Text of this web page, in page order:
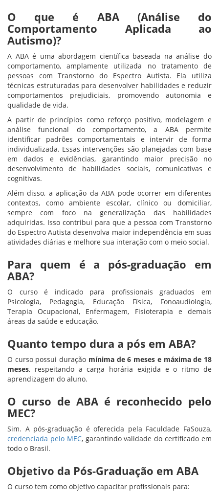
O que é ABA (Análise do
Comportamento Aplicada ao
Autismo)?
A ABA é uma abordagem científica baseada na análise do
comportamento, amplamente utilizada no tratamento de
pessoas com Transtorno do Espectro Autista. Ela utiliza
técnicas estruturadas para desenvolver habilidades e reduzir
comportamentos prejudiciais, promovendo autonomia e
qualidade de vida.
A partir de princípios como reforço positivo, modelagem e
análise funcional do comportamento, a ABA permite
identificar padrões comportamentais e intervir de forma
individualizada. Essas intervenções são planejadas com base
em dados e evidências, garantindo maior precisão no
desenvolvimento de habilidades sociais, comunicativas e
cognitivas.
Além disso, a aplicação da ABA pode ocorrer em diferentes
contextos, como ambiente escolar, clínico ou domiciliar,
sempre com foco na generalização das habilidades
adquiridas. Isso contribui para que a pessoa com Transtorno
do Espectro Autista desenvolva maior independência em suas
atividades diárias e melhore sua interação com o meio social.
Para quem é a pós-graduação em
ABA?
O curso é indicado para profissionais graduados em
Psicologia, Pedagogia, Educação Física, Fonoaudiologia,
Terapia Ocupacional, Enfermagem, Fisioterapia e demais
áreas da saúde e educação.
Quanto tempo dura a pós em ABA?
O curso possui duração mínima de 6 meses e máxima de 18
meses, respeitando a carga horária exigida e o ritmo de
aprendizagem do aluno.
O curso de ABA é reconhecido pelo
MEC?
Sim. A pós-graduação é oferecida pela Faculdade FaSouza,
credenciada pelo MEC, garantindo validade do certificado em
todo o Brasil.
Objetivo da Pós-Graduação em ABA
O curso tem como objetivo capacitar profissionais para: